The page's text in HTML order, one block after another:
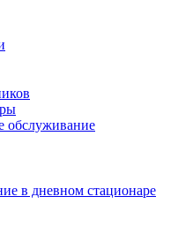
обслуживание
в дневном стационаре